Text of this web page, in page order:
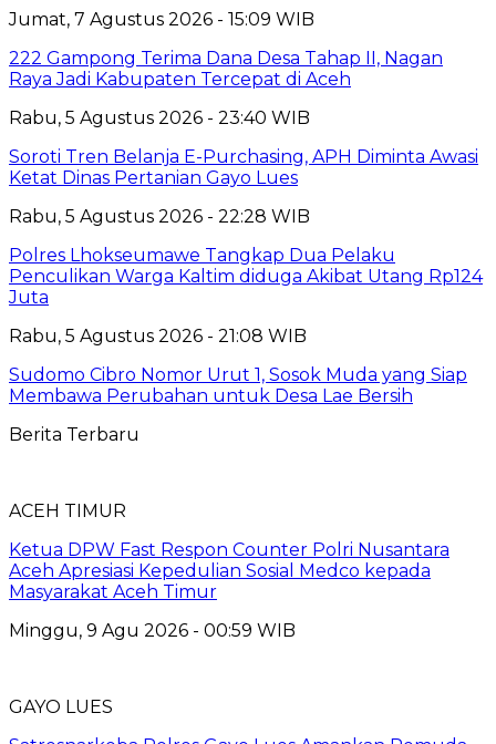
Jumat, 7 Agustus 2026 - 15:09 WIB
222 Gampong Terima Dana Desa Tahap II, Nagan
Raya Jadi Kabupaten Tercepat di Aceh
Rabu, 5 Agustus 2026 - 23:40 WIB
Soroti Tren Belanja E-Purchasing, APH Diminta Awasi
Ketat Dinas Pertanian Gayo Lues
Rabu, 5 Agustus 2026 - 22:28 WIB
Polres Lhokseumawe Tangkap Dua Pelaku
Penculikan Warga Kaltim diduga Akibat Utang Rp124
Juta
Rabu, 5 Agustus 2026 - 21:08 WIB
Sudomo Cibro Nomor Urut 1, Sosok Muda yang Siap
Membawa Perubahan untuk Desa Lae Bersih
Berita Terbaru
ACEH TIMUR
Ketua DPW Fast Respon Counter Polri Nusantara
Aceh Apresiasi Kepedulian Sosial Medco kepada
Masyarakat Aceh Timur
Minggu, 9 Agu 2026 - 00:59 WIB
GAYO LUES